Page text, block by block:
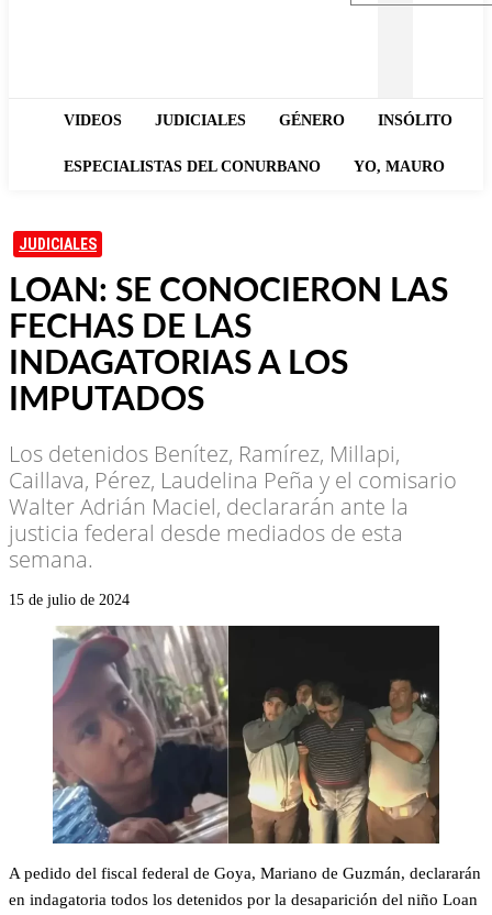
VIDEOS JUDICIALES GÉNERO INSÓLITO
ESPECIALISTAS DEL CONURBANO YO, MAURO
JUDICIALES
LOAN: SE CONOCIERON LAS
FECHAS DE LAS
INDAGATORIAS A LOS
IMPUTADOS
Los detenidos Benítez, Ramírez, Millapi,
Caillava, Pérez, Laudelina Peña y el comisario
Walter Adrián Maciel, declararán ante la
justicia federal desde mediados de esta
semana.
15 de julio de 2024
A pedido del fiscal federal de Goya, Mariano de Guzmán, declararán
en indagatoria todos los detenidos por la desaparición del niño Loan